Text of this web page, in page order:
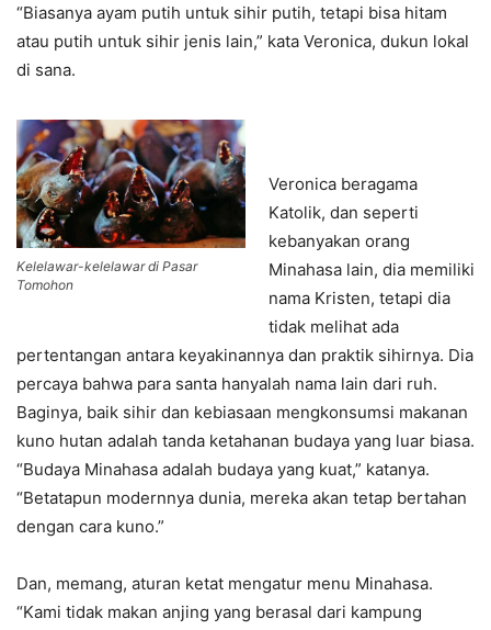
“Biasanya ayam putih untuk sihir putih, tetapi bisa hitam
atau putih untuk sihir jenis lain,” kata Veronica, dukun lokal
di sana.
Kelelawar-kelelawar di Pasar
Tomohon
Veronica beragama
Katolik, dan seperti
kebanyakan orang
Minahasa lain, dia memiliki
nama Kristen, tetapi dia
tidak melihat ada
pertentangan antara keyakinannya dan praktik sihirnya. Dia
percaya bahwa para santa hanyalah nama lain dari ruh.
Baginya, baik sihir dan kebiasaan mengkonsumsi makanan
kuno hutan adalah tanda ketahanan budaya yang luar biasa.
“Budaya Minahasa adalah budaya yang kuat,” katanya.
“Betatapun modernnya dunia, mereka akan tetap bertahan
dengan cara kuno.”
Dan, memang, aturan ketat mengatur menu Minahasa.
“Kami tidak makan anjing yang berasal dari kampung